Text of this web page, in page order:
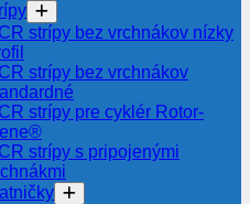
strípy bez vrchnákov nízky
strípy bez vrchnákov
strípy pre cyklér Rotor-
strípy s pripojenými